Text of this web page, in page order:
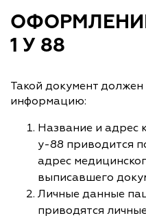
1 У 88
Такой документ
информацию:
Название и адрес
у-88 приводится
адрес
выписавшего
Личные данные
приводятся